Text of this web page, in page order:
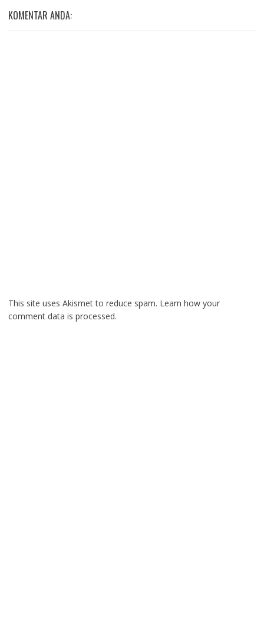
KOMENTAR ANDA:
This site uses Akismet to reduce spam. Learn how your
comment data is processed.